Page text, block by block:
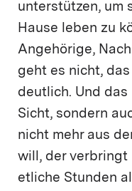
unterstützen, um
Hause leben zu
Angehörige,
geht es nicht,
deutlich. Und
Sicht, sondern
nicht mehr aus
will, der
etliche Stunden